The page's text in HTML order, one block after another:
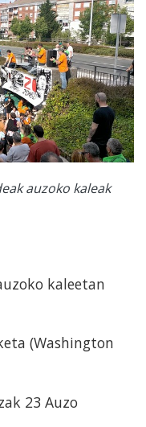
auzoko kaleak
kaleetan
(Washington
23 Auzo